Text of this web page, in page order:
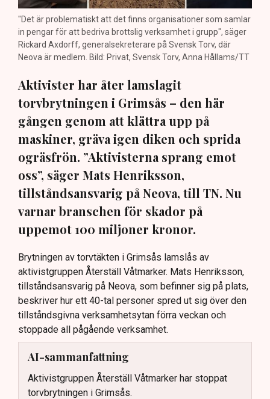
"Det är problematiskt att det finns organisationer som samlar
in pengar för att bedriva brottslig verksamhet i grupp", säger
Rickard Axdorff, generalsekreterare på Svensk Torv, där
Neova är medlem. Bild: Privat, Svensk Torv, Anna Hållams/TT
Aktivister har åter lamslagit
torvbrytningen i Grimsås – den här
gången genom att klättra upp på
maskiner, gräva igen diken och sprida
ogräsfrön. ”Aktivisterna sprang emot
oss”, säger Mats Henriksson,
tillståndsansvarig på Neova, till TN. Nu
varnar branschen för skador på
uppemot 100 miljoner kronor.
Brytningen av torvtäkten i Grimsås lamslås av
aktivistgruppen Återställ Våtmarker. Mats Henriksson,
tillståndsansvarig på Neova, som befinner sig på plats,
beskriver hur ett 40-tal personer spred ut sig över den
tillståndsgivna verksamhetsytan förra veckan och
stoppade all pågående verksamhet.
AI-sammanfattning
Aktivistgruppen Återställ Våtmarker har stoppat
torvbrytningen i Grimsås.